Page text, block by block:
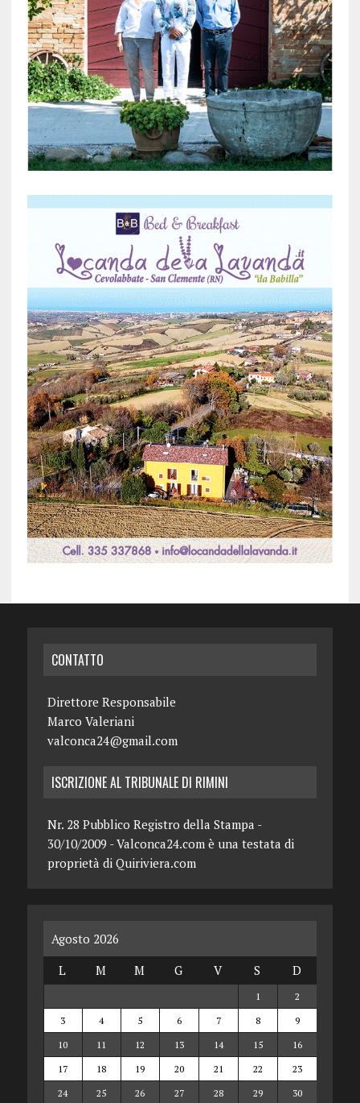
CONTATTO
Direttore Responsabile
Marco Valeriani
valconca24@gmail.com
ISCRIZIONE AL TRIBUNALE DI RIMINI
Nr. 28 Pubblico Registro della Stampa -
30/10/2009 - Valconca24.com è una testata di
proprietà di Quiriviera.com
Agosto 2026
L
M M G V S D
1
2
3
4 5 6 7 8
9
10
11 12 13 14 15
16
17
18 19 20 21 22
23
24
25 26 27 28 29 30